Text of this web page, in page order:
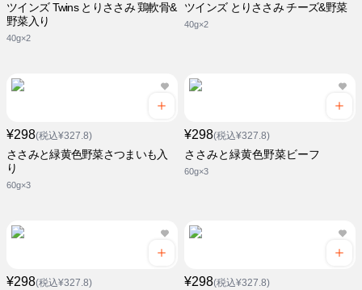
ツインズ Twins とりささみ 鶏軟骨&
野菜入り
40g×2
ツインズ とりささみ チーズ&野菜
40g×2
¥298(税込¥327.8)
ささみと緑黄色野菜さつまいも入
り
60g×3
¥298(税込¥327.8)
ささみと緑黄色野菜ビーフ
60g×3
¥298(税込¥327.8) ¥298(税込¥327.8)